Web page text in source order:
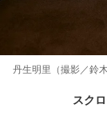
丹生明里（撮影／鈴木
スク